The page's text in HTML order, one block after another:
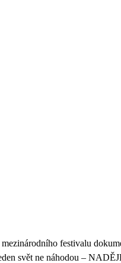
festivalu
svět ne náhodou –